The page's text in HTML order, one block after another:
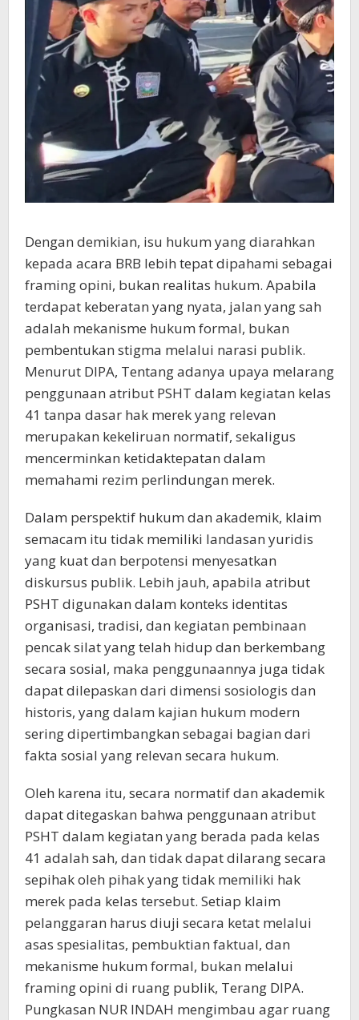
Dengan demikian, isu hukum yang diarahkan
kepada acara BRB lebih tepat dipahami sebagai
framing opini, bukan realitas hukum. Apabila
terdapat keberatan yang nyata, jalan yang sah
adalah mekanisme hukum formal, bukan
pembentukan stigma melalui narasi publik.
Menurut DIPA, Tentang adanya upaya melarang
penggunaan atribut PSHT dalam kegiatan kelas
41 tanpa dasar hak merek yang relevan
merupakan kekeliruan normatif, sekaligus
mencerminkan ketidaktepatan dalam
memahami rezim perlindungan merek.
Dalam perspektif hukum dan akademik, klaim
semacam itu tidak memiliki landasan yuridis
yang kuat dan berpotensi menyesatkan
diskursus publik. Lebih jauh, apabila atribut
PSHT digunakan dalam konteks identitas
organisasi, tradisi, dan kegiatan pembinaan
pencak silat yang telah hidup dan berkembang
secara sosial, maka penggunaannya juga tidak
dapat dilepaskan dari dimensi sosiologis dan
historis, yang dalam kajian hukum modern
sering dipertimbangkan sebagai bagian dari
fakta sosial yang relevan secara hukum.
Oleh karena itu, secara normatif dan akademik
dapat ditegaskan bahwa penggunaan atribut
PSHT dalam kegiatan yang berada pada kelas
41 adalah sah, dan tidak dapat dilarang secara
sepihak oleh pihak yang tidak memiliki hak
merek pada kelas tersebut. Setiap klaim
pelanggaran harus diuji secara ketat melalui
asas spesialitas, pembuktian faktual, dan
mekanisme hukum formal, bukan melalui
framing opini di ruang publik, Terang DIPA.
Pungkasan NUR INDAH mengimbau agar ruang